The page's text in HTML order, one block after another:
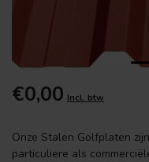
€0,00 Incl. btw
Onze Stalen Golfplaten
particuliere als